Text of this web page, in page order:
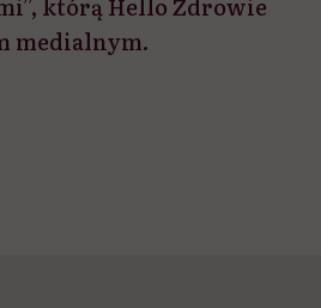
którą Hello Zdrowie
medialnym.